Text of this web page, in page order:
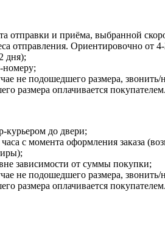
отправки и приёма, выбранной
отправления. Ориентировочно от
дня);
номеру;
не подошедшего размера,
размера оплачивается покупателем.
курьером до двери;
с момента оформления заказа
зависимости от суммы покупки;
не подошедшего размера,
размера оплачивается покупателем.